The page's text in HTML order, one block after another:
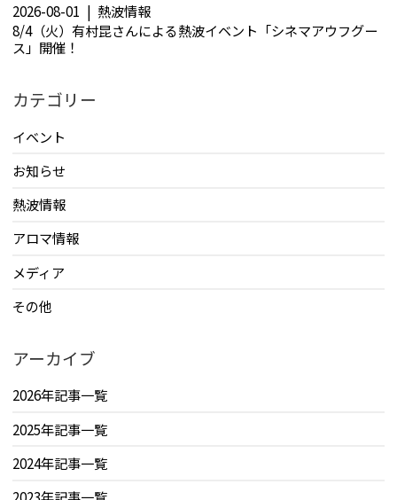
2026-08-01
熱波情報
8/4（火）有村昆さんによる熱波イベント「シネマアウフグー
ス」開催！
カテゴリー
イベント
お知らせ
熱波情報
アロマ情報
メディア
その他
アーカイブ
2026年記事一覧
2025年記事一覧
2024年記事一覧